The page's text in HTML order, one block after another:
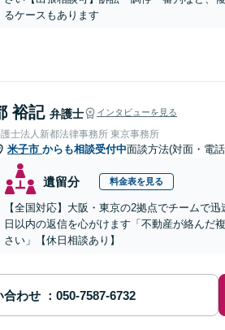
るケースもあります
裕記 弁護士 インタビューを見る
士法人新都法律事務所 東京事務所
米子市 からも相談受付中面談方法(対面・電
遺留分 料金表を見る
【全国対応】大阪・東京の2拠点でチームで
日以内の返信を心がけます「不動産が絡んだ
さい」【休日相談あり】
合わせ